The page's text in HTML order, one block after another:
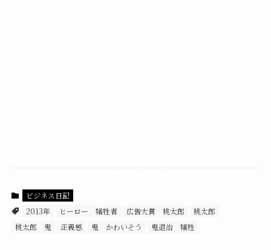
ビジネス日記
2013年
ヒーロー 犠牲者 広告大賞 桃太郎
桃太郎
桃太郎 鬼
正義感 鬼 かわいそう 鬼退治 犠牲